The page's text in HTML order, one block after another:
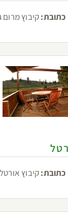
כתובת:קיבוץ מרום
כתובת:קיבוץ אורטל